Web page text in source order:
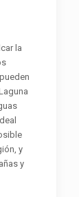
la
y
y